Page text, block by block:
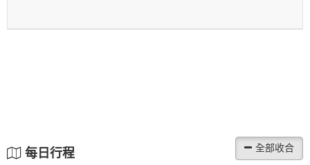
每日行程